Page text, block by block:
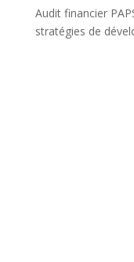
Audit financier
stratégies de